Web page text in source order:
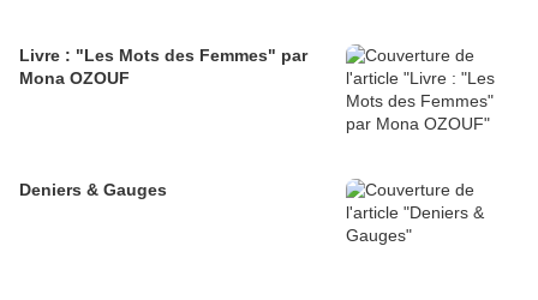
Livre : "Les Mots des Femmes" par
Mona OZOUF
Deniers & Gauges